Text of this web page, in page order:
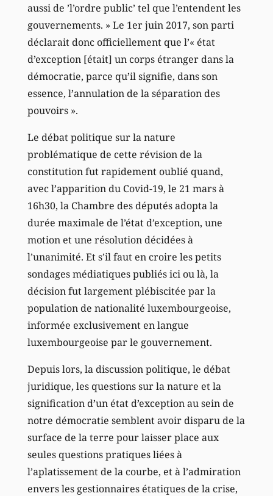
aussi de ’l’ordre public’ tel que l’entendent les
gouvernements. » Le 1er juin 2017, son parti
déclarait donc officiellement que l’« état
d’exception [était] un corps étranger dans la
démocratie, parce qu’il signifie, dans son
essence, l’annulation de la séparation des
pouvoirs ».
Le débat politique sur la nature
problématique de cette révision de la
constitution fut rapidement oublié quand,
avec l’apparition du Covid-19, le 21 mars à
16h30, la Chambre des députés adopta la
durée maximale de l’état d’exception, une
motion et une résolution décidées à
l’unanimité. Et s’il faut en croire les petits
sondages médiatiques publiés ici ou là, la
décision fut largement plébiscitée par la
population de nationalité luxembourgeoise,
informée exclusivement en langue
luxembourgeoise par le gouvernement.
Depuis lors, la discussion politique, le débat
juridique, les questions sur la nature et la
signification d’un état d’exception au sein de
notre démocratie semblent avoir disparu de la
surface de la terre pour laisser place aux
seules questions pratiques liées à
l’aplatissement de la courbe, et à l’admiration
envers les gestionnaires étatiques de la crise,